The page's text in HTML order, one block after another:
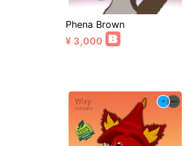
Phena Brown
¥ 3,000